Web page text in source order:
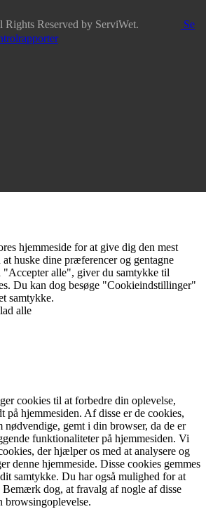
Rights Reserved by ServiWet.
Se
hjemmeside for at give dig den mest
huske dine præferencer og gentagne
"Accepter alle", giver du samtykke til
Du kan dog besøge "Cookieindstillinger"
samtykke.
alle
cookies til at forbedre din oplevelse,
på hjemmesiden. Af disse er de cookies,
nødvendige, gemt i din browser, da de er
funktionaliteter på hjemmesiden. Vi
der hjælper os med at analysere og
denne hjemmeside. Disse cookies gemmes
samtykke. Du har også mulighed for at
dog, at fravalg af nogle af disse
browsingoplevelse.